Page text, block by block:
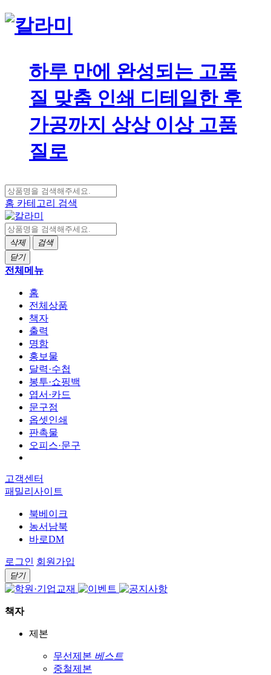
하루 만에 완성되는 고품
질 맞춤 인쇄 디테일한 후
가공까지 상상 이상 고품
질로
홈 카테고리 검색
삭제
검색
닫기
전체메뉴
홈
전체상품
책자
출력
명함
홍보물
달력·수첩
봉투·쇼핑백
엽서·카드
문구점
옵셋인쇄
판촉물
오피스·문구
고객센터
패밀리사이트
북베이크
농서남북
바로DM
로그인 회원가입
닫기
책자
제본
무선제본 베스트
중철제본